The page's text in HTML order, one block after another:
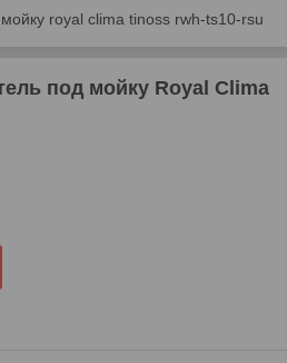
royal clima tinoss rwh-ts10-rsu
под мойку Royal Clima